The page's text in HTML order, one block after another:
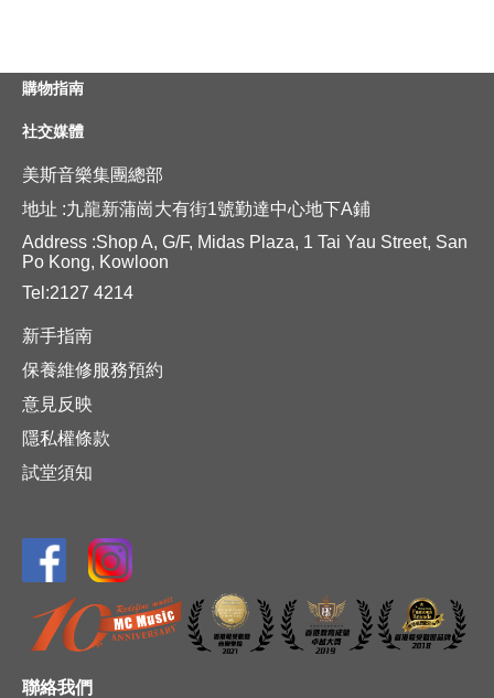
購物指南
社交媒體
美斯音樂集團總部
地址 :九龍新蒲崗大有街1號勤達中心地下A鋪
Address :Shop A, G/F, Midas Plaza, 1 Tai Yau Street, San
Po Kong, Kowloon
Tel:2127 4214
新手指南
保養維修服務預約
意見反映
隱私權條款
試堂須知
聯絡我們